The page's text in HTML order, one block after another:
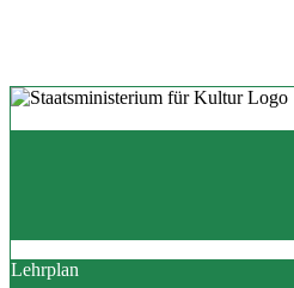
Lehrplan